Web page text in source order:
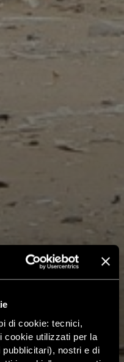
di cookie: tecnici,
cookie utilizzati per la
nostri e di